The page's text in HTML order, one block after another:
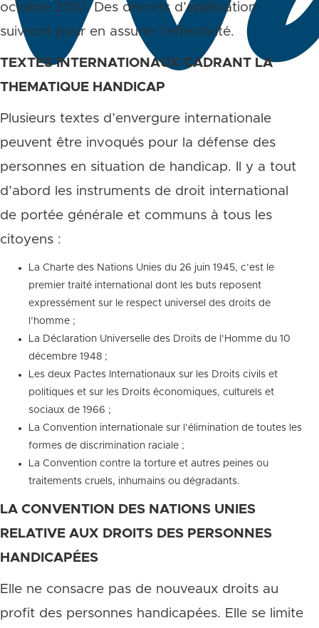
octobre 2010. Des décrets d’application
suivront pour en assurer l’effectivité.
TEXTES INTERNATIONAUX CADRANT LA
THEMATIQUE HANDICAP
Plusieurs textes d’envergure internationale
peuvent être invoqués pour la défense des
personnes en situation de handicap. Il y a tout
d’abord les instruments de droit international
de portée générale et communs à tous les
citoyens :
La Charte des Nations Unies du 26 juin 1945, c’est le
premier traité international dont les buts reposent
expressément sur le respect universel des droits de
l’homme ;
La Déclaration Universelle des Droits de l’Homme du 10
décembre 1948 ;
Les deux Pactes Internationaux sur les Droits civils et
politiques et sur les Droits économiques, culturels et
sociaux de 1966 ;
La Convention internationale sur l’élimination de toutes les
formes de discrimination raciale ;
La Convention contre la torture et autres peines ou
traitements cruels, inhumains ou dégradants.
LA CONVENTION DES NATIONS UNIES
RELATIVE AUX DROITS DES PERSONNES
HANDICAPÉES
Elle ne consacre pas de nouveaux droits au
profit des personnes handicapées. Elle se limite